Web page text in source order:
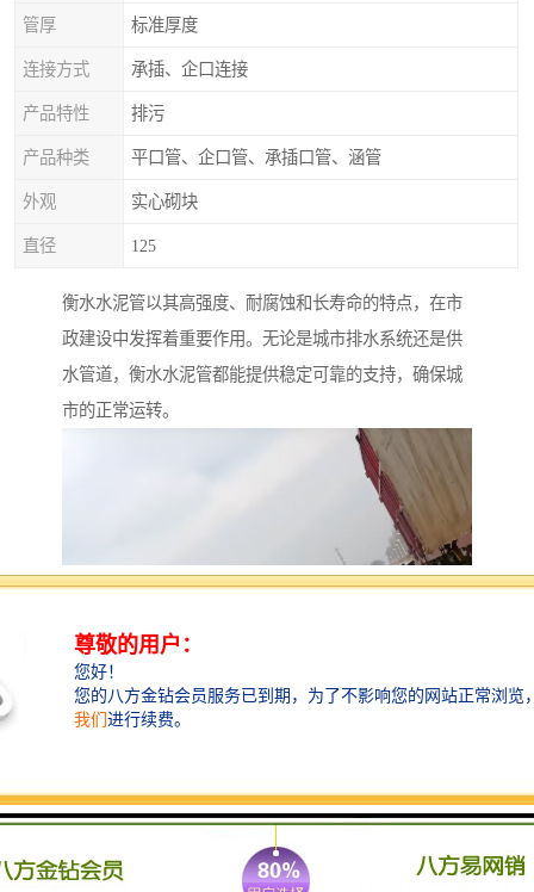
管厚 标准厚度
连接方式 承插、企口连接
产品特性 排污
产品种类 平口管、企口管、承插口管、涵管
外观 实心砌块
直径 125
衡水水泥管以其高强度、耐腐蚀和长寿命的特点，在市
政建设中发挥着重要作用。无论是城市排水系统还是供
水管道，衡水水泥管都能提供稳定可靠的支持，确保城
市的正常运转。